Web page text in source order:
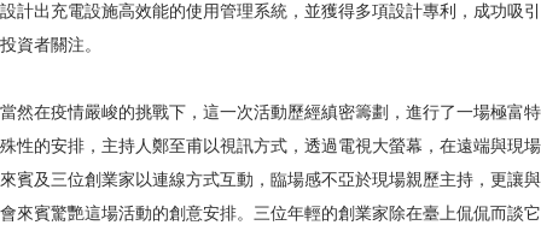
設計出充電設施高效能的使用管理系統，並獲得多項設計專利，成功吸引
投資者關注。
當然在疫情嚴峻的挑戰下，這一次活動歷經縝密籌劃，進行了一場極富特
殊性的安排，主持人鄭至甫以視訊方式，透過電視大螢幕，在遠端與現場
來賓及三位創業家以連線方式互動，臨場感不亞於現場親歷主持，更讓與
會來賓驚艷這場活動的創意安排。三位年輕的創業家除在臺上侃侃而談它